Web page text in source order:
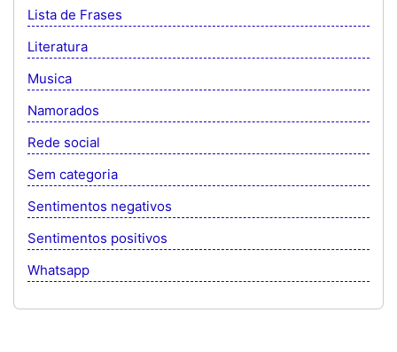
Lista de Frases
Literatura
Musica
Namorados
Rede social
Sem categoria
Sentimentos negativos
Sentimentos positivos
Whatsapp